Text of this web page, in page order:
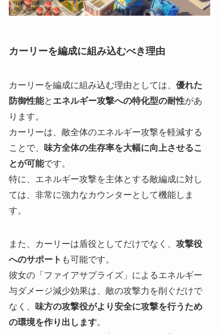
カーリーを編成に組み込むべき理由
カーリーを編成に組み込む理由としては、 優れた
防御性能と エネルギー攻撃への特化型の耐性があ
ります。
カーリーは、敵全体のエネルギー攻撃を軽減する
ことで、
味方全体の生存率を大幅に向上させるこ
とが可能です。
特に、エネルギー攻撃を主体とする敵編成に対し
ては、非常に強力なカウンターとして機能しま
す。
また、カーリーは盾役としてだけでなく、 攻撃役
へのサポート も可能です。
彼女の「ファイアサプライズ」によるエネルギー
与ダメージ減少効果は、敵の攻撃力を削ぐだけで
なく、
味方の攻撃役がより安全に攻撃を行うため
の環境を作り出します。